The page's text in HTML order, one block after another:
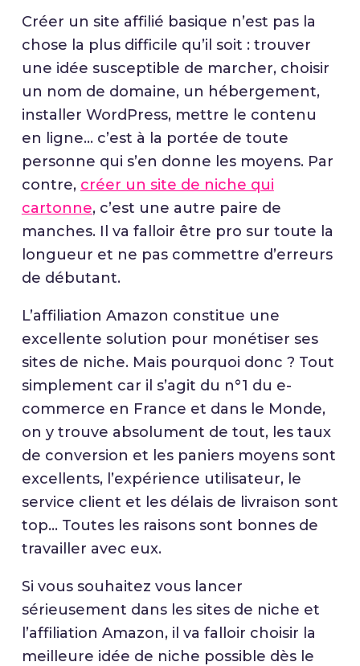
Créer un site affilié basique n’est pas la
chose la plus difficile qu’il soit : trouver
une idée susceptible de marcher, choisir
un nom de domaine, un hébergement,
installer WordPress, mettre le contenu
en ligne… c’est à la portée de toute
personne qui s’en donne les moyens. Par
contre, créer un site de niche qui
cartonne, c’est une autre paire de
manches. Il va falloir être pro sur toute la
longueur et ne pas commettre d’erreurs
de débutant.
L’affiliation Amazon constitue une
excellente solution pour monétiser ses
sites de niche. Mais pourquoi donc ? Tout
simplement car il s’agit du n°1 du e-
commerce en France et dans le Monde,
on y trouve absolument de tout, les taux
de conversion et les paniers moyens sont
excellents, l’expérience utilisateur, le
service client et les délais de livraison sont
top… Toutes les raisons sont bonnes de
travailler avec eux.
Si vous souhaitez vous lancer
sérieusement dans les sites de niche et
l’affiliation Amazon, il va falloir choisir la
meilleure idée de niche possible dès le